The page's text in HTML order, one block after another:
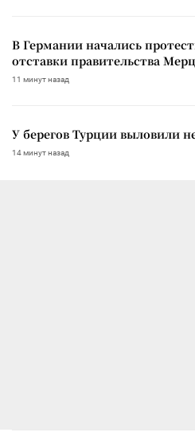
В Германии начались
отставки правительства
11 минут назад
У берегов Турции выловили
14 минут назад